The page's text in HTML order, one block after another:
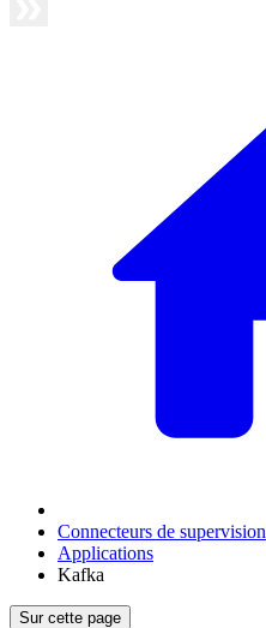
Connecteurs de supervision
Applications
Kafka
Sur cette page